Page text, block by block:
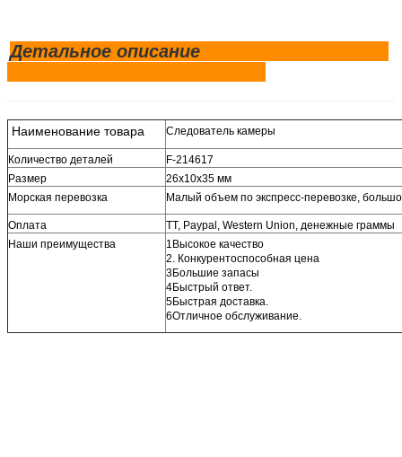
Детальное описание
Наименование товара Следователь камеры
Количество деталей
F-214617
Размер
26х10х35 мм
Морская перевозка
Малый объем по экспресс-перевозке,
Оплата
TT, Paypal, Western Union, денежные граммы
Наши преимущества
1Высокое качество
2. Конкурентоспособная цена
3Большие запасы
4Быстрый ответ.
5Быстрая доставка.
6Отличное обслуживание.